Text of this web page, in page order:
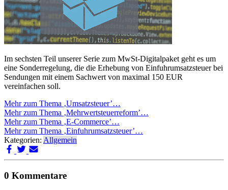
Im sechsten Teil unserer Serie zum MwSt-Digitalpaket geht es um
eine Sonderregelung, die die Erhebung von Einfuhrumsatzsteuer bei
Sendungen mit einem Sachwert von maximal 150 EUR
vereinfachen soll.
Mehr zum Thema ‚Umsatzsteuer’…
Mehr zum Thema ‚Mehrwertsteuerreform’…
Mehr zum Thema ‚E-Commerce’…
Mehr zum Thema ‚Einfuhrumsatzsteuer’…
Kategorien: Allgemein
0 Kommentare